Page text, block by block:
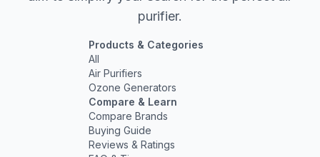
purifier.
Products & Categories
All
Air Purifiers
Ozone Generators
Compare & Learn
Compare Brands
Buying Guide
Reviews & Ratings